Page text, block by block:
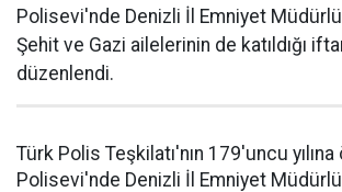
Polisevi'nde Denizli İl Emniyet
Şehit ve Gazi ailelerinin de katıldığı
düzenlendi.
Türk Polis Teşkilatı'nın 179'uncu yılına
Polisevi'nde Denizli İl Emniyet